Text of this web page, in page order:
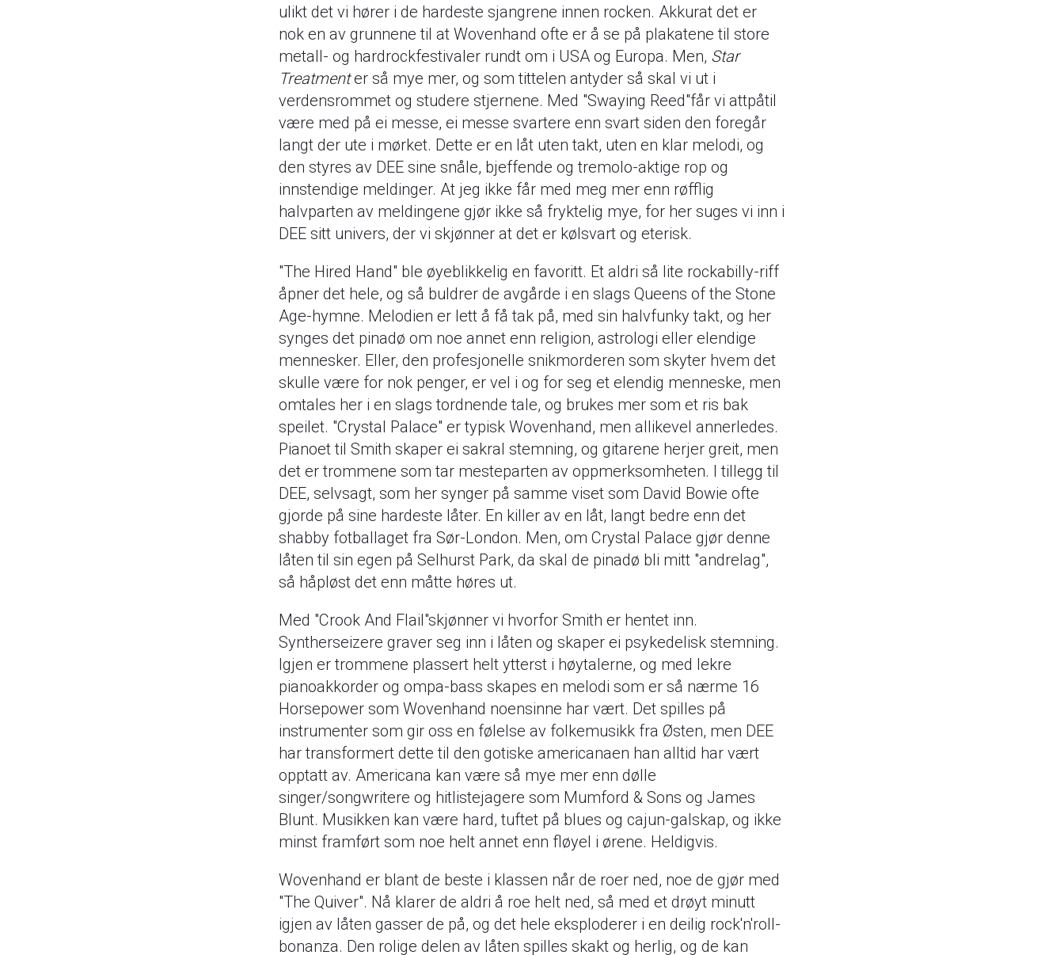
ulikt det vi hører i de hardeste sjangrene innen rocken. Akkurat det er
nok en av grunnene til at Wovenhand ofte er å se på plakatene til store
metall- og hardrockfestivaler rundt om i USA og Europa. Men, Star
Treatmenter så mye mer, og som tittelen antyder så skal vi ut i
verdensrommet og studere stjernene. Med "Swaying Reed"får vi attpåtil
være med på ei messe, ei messe svartere enn svart siden den foregår
langt der ute i mørket. Dette er en låt uten takt, uten en klar melodi, og
den styres av DEE sine snåle, bjeffende og tremolo-aktige rop og
innstendige meldinger. At jeg ikke får med meg mer enn røfflig
halvparten av meldingene gjør ikke så fryktelig mye, for her suges vi inn i
DEE sitt univers, der vi skjønner at det er kølsvart og eterisk.
"The Hired Hand" ble øyeblikkelig en favoritt. Et aldri så lite rockabilly-riff
åpner det hele, og så buldrer de avgårde i en slags Queens of the Stone
Age-hymne. Melodien er lett å få tak på, med sin halvfunky takt, og her
synges det pinadø om noe annet enn religion, astrologi eller elendige
mennesker. Eller, den profesjonelle snikmorderen som skyter hvem det
skulle være for nok penger, er vel i og for seg et elendig menneske, men
omtales her i en slags tordnende tale, og brukes mer som et ris bak
speilet. "Crystal Palace" er typisk Wovenhand, men allikevel annerledes.
Pianoet til Smith skaper ei sakral stemning, og gitarene herjer greit, men
det er trommene som tar mesteparten av oppmerksomheten. I tillegg til
DEE, selvsagt, som her synger på samme viset som David Bowie ofte
gjorde på sine hardeste låter. En killer av en låt, langt bedre enn det
shabby fotballaget fra Sør-London. Men, om Crystal Palace gjør denne
låten til sin egen på Selhurst Park, da skal de pinadø bli mitt "andrelag",
så håpløst det enn måtte høres ut.
Med "Crook And Flail"skjønner vi hvorfor Smith er hentet inn.
Syntherseizere graver seg inn i låten og skaper ei psykedelisk stemning.
Igjen er trommene plassert helt ytterst i høytalerne, og med lekre
pianoakkorder og ompa-bass skapes en melodi som er så nærme 16
Horsepower som Wovenhand noensinne har vært. Det spilles på
instrumenter som gir oss en følelse av folkemusikk fra Østen, men DEE
har transformert dette til den gotiske americanaen han alltid har vært
opptatt av. Americana kan være så mye mer enn dølle
singer/songwritere og hitlistejagere som Mumford & Sons og James
Blunt. Musikken kan være hard, tuftet på blues og cajun-galskap, og ikke
minst framført som noe helt annet enn fløyel i ørene. Heldigvis.
Wovenhand er blant de beste i klassen når de roer ned, noe de gjør med
"The Quiver". Nå klarer de aldri å roe helt ned, så med et drøyt minutt
igjen av låten gasser de på, og det hele eksploderer i en deilig rock'n'roll-
bonanza. Den rolige delen av låten spilles skakt og herlig, og de kan